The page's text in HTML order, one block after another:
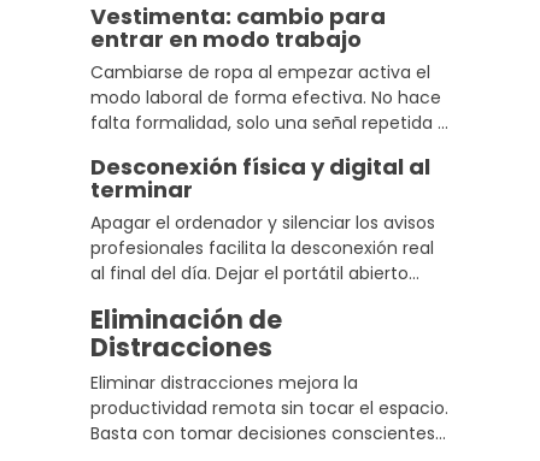
asociación y hace más difícil activar el
foco cuando lo necesitas.
Vestimenta: cambio para
entrar en modo trabajo
Cambiarse de ropa al empezar activa el
modo laboral de forma efectiva. No hace
falta formalidad, solo una señal repetida y
empieza el tiempo de trabajo.
Desconexión física y digital al
terminar
Apagar el ordenador y silenciar los avisos
profesionales facilita la desconexión real
al final del día. Dejar el portátil abierto
estés trabajando, y eso tiene un coste
acumulado.
Eliminación de
Distracciones
Eliminar distracciones mejora la
productividad remota sin tocar el espacio.
Basta con tomar decisiones conscientes